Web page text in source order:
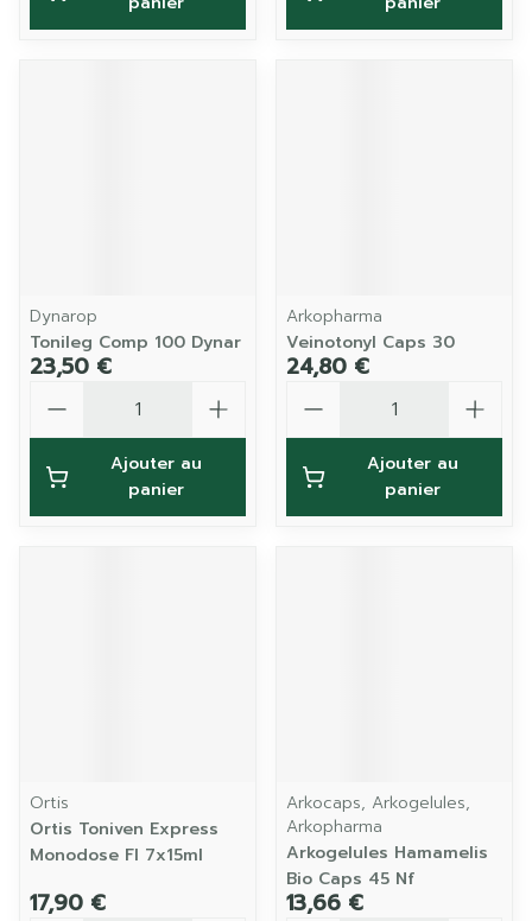
Dynarop
Tonileg Comp 100 Dynar
23,50 €
Ajouter au
panier
Arkopharma
Veinotonyl Caps 30
24,80 €
Ajouter au
panier
Ortis
Ortis Toniven Express
Monodose Fl 7x15ml
17,90 €
Arkocaps, Arkogelules,
Arkopharma
Arkogelules Hamamelis
Bio Caps 45 Nf
13,66 €